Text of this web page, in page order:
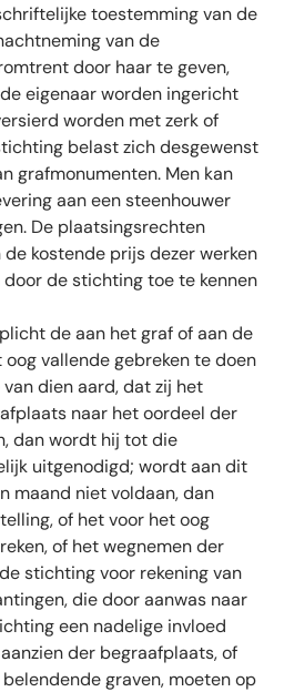
toestemming van de
van de
door haar te geven,
eigenaar worden ingericht
worden met zerk of
belast zich desgewenst
grafmonumenten. Men kan
aan een steenhouwer
De plaatsingsrechten
de kostende prijs dezer werken
de stichting toe te kennen
de aan het graf of aan de
vallende gebreken te doen
dien aard, dat zij het
naar het oordeel der
dan wordt hij tot die
uitgenodigd; wordt aan dit
maand niet voldaan, dan
of het voor het oog
of het wegnemen der
stichting voor rekening van
die door aanwas naar
een nadelige invloed
der begraafplaats, of
graven, moeten op